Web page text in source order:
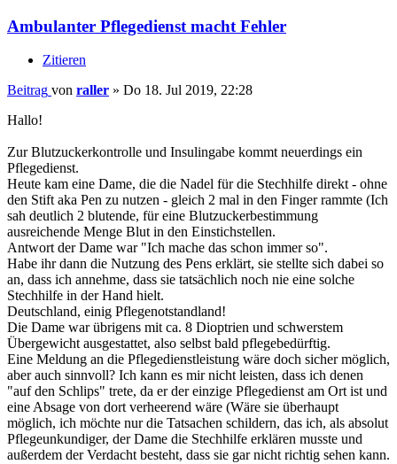
Ambulanter Pflegedienst macht Fehler
Zitieren
Beitrag von raller » Do 18. Jul 2019, 22:28
Hallo!
Zur Blutzuckerkontrolle und Insulingabe kommt neuerdings ein
Pflegedienst.
Heute kam eine Dame, die die Nadel für die Stechhilfe direkt - ohne
den Stift aka Pen zu nutzen - gleich 2 mal in den Finger rammte (Ich
sah deutlich 2 blutende, für eine Blutzuckerbestimmung
ausreichende Menge Blut in den Einstichstellen.
Antwort der Dame war "Ich mache das schon immer so".
Habe ihr dann die Nutzung des Pens erklärt, sie stellte sich dabei so
an, dass ich annehme, dass sie tatsächlich noch nie eine solche
Stechhilfe in der Hand hielt.
Deutschland, einig Pflegenotstandland!
Die Dame war übrigens mit ca. 8 Dioptrien und schwerstem
Übergewicht ausgestattet, also selbst bald pflegebedürftig.
Eine Meldung an die Pflegedienstleistung wäre doch sicher möglich,
aber auch sinnvoll? Ich kann es mir nicht leisten, dass ich denen
"auf den Schlips" trete, da er der einzige Pflegedienst am Ort ist und
eine Absage von dort verheerend wäre (Wäre sie überhaupt
möglich, ich möchte nur die Tatsachen schildern, das ich, als absolut
Pflegeunkundiger, der Dame die Stechhilfe erklären musste und
außerdem der Verdacht besteht, dass sie gar nicht richtig sehen kann.